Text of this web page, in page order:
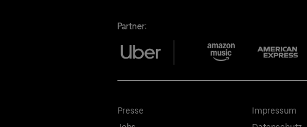
Partner:
Presse
Impressum